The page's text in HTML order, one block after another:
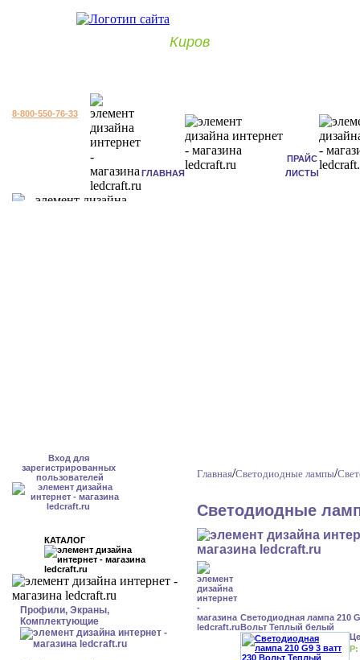
Киров
8-800-550-76-33
ГЛАВНАЯ
ПРАЙС
ЛИСТЫ
Вход для
зарегистрированных
пользователей
КАТАЛОГ
Профили, Экраны,
Комплектующие
Главная/Светодиодные лампы/
Светодиодные
Светодиодная лампа 210
Вольт Теплый белый
Р: